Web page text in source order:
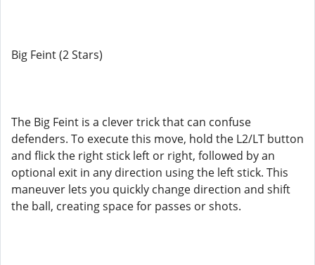
Big Feint (2 Stars)
The Big Feint is a clever trick that can confuse
defenders. To execute this move, hold the L2/LT button
and flick the right stick left or right, followed by an
optional exit in any direction using the left stick. This
maneuver lets you quickly change direction and shift
the ball, creating space for passes or shots.